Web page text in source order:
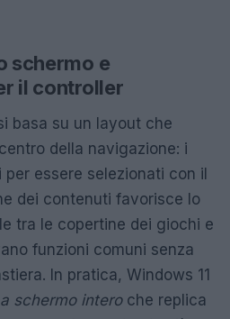
schermo e
il controller
basa su un layout che
della navigazione: i
essere selezionati con il
dei contenuti favorisce lo
tra le copertine dei giochi e
funzioni comuni senza
In pratica, Windows 11
schermo interoche replica